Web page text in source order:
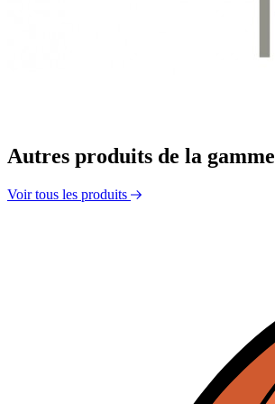
Autres produits de la gamme
Voir tous les produits